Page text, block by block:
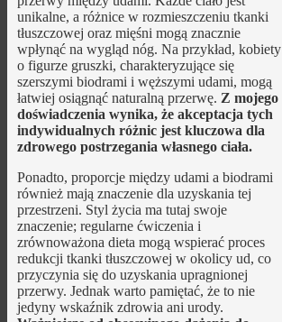
unikalne, a różnice w rozmieszczeniu tkanki
tłuszczowej oraz mięśni mogą znacznie
wpłynąć na wygląd nóg. Na przykład, kobiety
o figurze gruszki, charakteryzujące się
szerszymi biodrami i węższymi udami, mogą
łatwiej osiągnąć naturalną przerwę. Z mojego
doświadczenia wynika, że akceptacja tych
indywidualnych różnic jest kluczowa dla
zdrowego postrzegania własnego ciała.
Ponadto, proporcje między udami a biodrami
również mają znaczenie dla uzyskania tej
przestrzeni. Styl życia ma tutaj swoje
znaczenie; regularne ćwiczenia i
zrównoważona dieta mogą wspierać proces
redukcji tkanki tłuszczowej w okolicy ud, co
przyczynia się do uzyskania upragnionej
przerwy. Jednak warto pamiętać, że to nie
jedyny wskaźnik zdrowia ani urody.